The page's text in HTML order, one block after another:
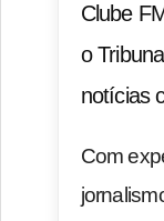
Clube
o
notícias
Com